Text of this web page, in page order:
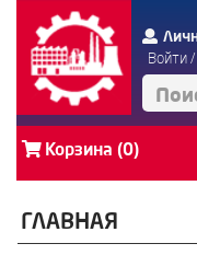
Войти/
Корзина (0)
ГЛАВНАЯ